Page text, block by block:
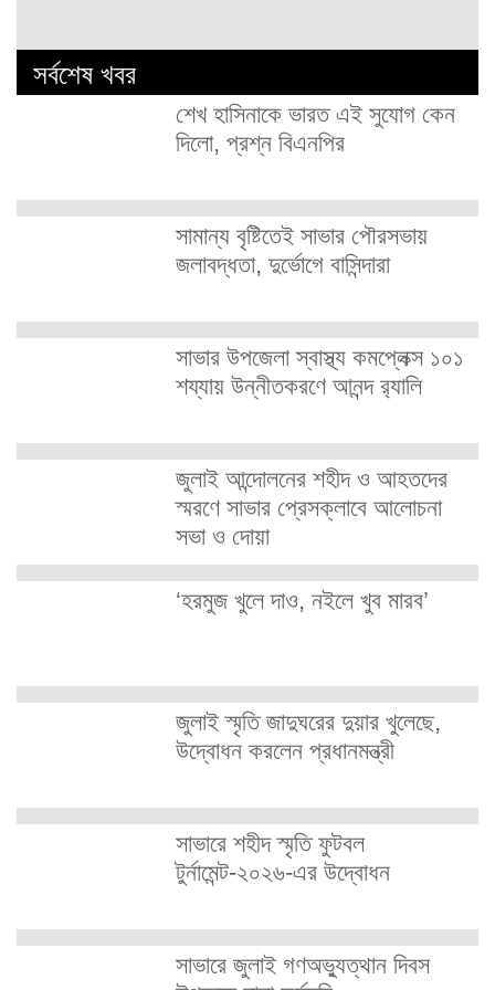
সর্বশেষ খবর
শেখ হাসিনাকে ভারত এই সুযোগ কেন
দিলো, প্রশ্ন বিএনপির
সামান্য বৃষ্টিতেই সাভার পৌরসভায়
জলাবদ্ধতা, দুর্ভোগে বাসিন্দারা
সাভার উপজেলা স্বাস্থ্য কমপ্লেক্স ১০১
শয্যায় উন্নীতকরণে আনন্দ র‍্যালি
জুলাই আন্দোলনের শহীদ ও আহতদের
স্মরণে সাভার প্রেসক্লাবে আলোচনা
সভা ও দোয়া
‘হরমুজ খুলে দাও, নইলে খুব মারব’
জুলাই স্মৃতি জাদুঘরের দুয়ার খুলেছে,
উদ্বোধন করলেন প্রধানমন্ত্রী
সাভারে শহীদ স্মৃতি ফুটবল
টুর্নামেন্ট-২০২৬-এর উদ্বোধন
সাভারে জুলাই গণঅভ্যুত্থান দিবস